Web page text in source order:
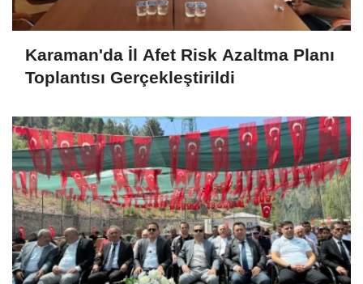
Karaman'da İl Afet Risk Azaltma Planı
Toplantısı Gerçekleştirildi